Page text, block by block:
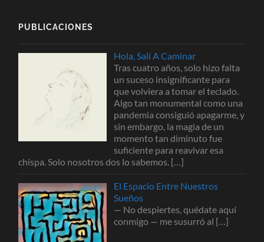
PUBLICACIONES
Hola, Salí A Caminar
Tras cuatro años, solo hizo falta
un suceso insignificante para
que volviera a tomar el teclado.
Algo tan monumental como una
pandemia consiguió apagarme, y
sin embargo, la magia de un
momento tan diminuto fue
suficiente para reavivar esa
chispa. Solo nosotros dos lo sabemos. […]
El Espacio Entre Nuestros
Sueños
— No despiertes, quédate aquí
conmigo — me susurró al […]